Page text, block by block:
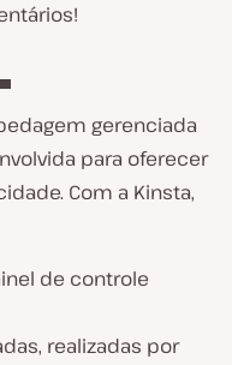
gerenciada
para oferecer
Com a Kinsta,
de controle
realizadas por